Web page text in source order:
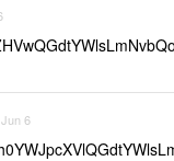
Jun 6